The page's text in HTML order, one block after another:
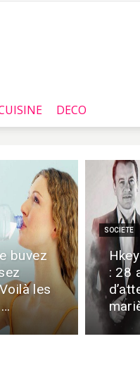
DECO
buvez
les
SOCIETE
: 28